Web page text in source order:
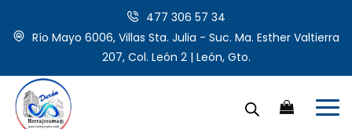
477 306 57 34
Río Mayo 6006, Villas Sta. Julia - Suc. Ma. Esther Valtierra
207, Col. León 2 | León, Gto.